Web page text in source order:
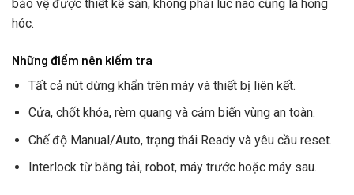
bảo vệ được thiết kế sẵn, không phải lúc nào cũng là hỏng
hóc.
Những điểm nên kiểm tra
Tất cả nút dừng khẩn trên máy và thiết bị liên kết.
Cửa, chốt khóa, rèm quang và cảm biến vùng an toàn.
Chế độ Manual/Auto, trạng thái Ready và yêu cầu reset.
Interlock từ băng tải, robot, máy trước hoặc máy sau.